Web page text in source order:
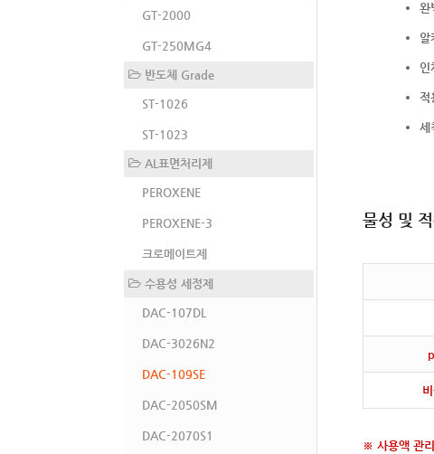
완
알
인
적
세
물성 및
※ 사용액 관
GT-2000
GT-250MG4
반도체 Grade
ST-1026
ST-1023
AL표면처리제
PEROXENE
PEROXENE-3
크로메이트제
수용성 세정제
DAC-107DL
DAC-3026N2
DAC-109SE
DAC-2050SM
DAC-2070S1